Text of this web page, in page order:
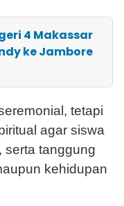
4 Makassar
ke Jambore
tetapi
agar siswa
serta tanggung
kehidupan